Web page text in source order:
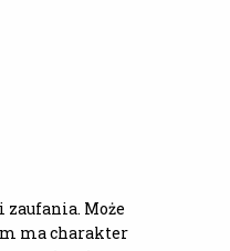
Może
ma charakter